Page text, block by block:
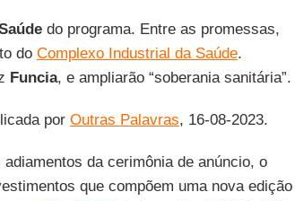
do programa. Entre as promessas,
do Complexo Industrial da Saúde.
Funcia, e ampliarão “soberania sanitária”.
por Outras Palavras, 16-08-2023.
da cerimônia de anúncio, o
que compõem uma nova edição